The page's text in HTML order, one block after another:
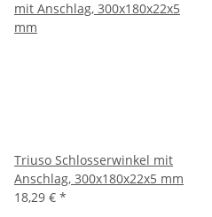
Triuso Schlosserwinkel mit
Anschlag, 300x180x22x5 mm
18,29 € *